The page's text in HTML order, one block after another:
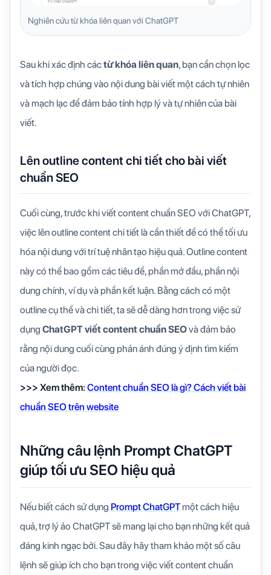
Nghiên cứu từ khóa liên quan với ChatGPT
Sau khi xác định cáctừ khóa liên quan, bạn cần chọn lọc
và tích hợp chúng vào nội dung bài viết một cách tự nhiên
và mạch lạc để đảm bảo tính hợp lý và tự nhiên của bài
viết.
Lên outline content chi tiết cho bài viết
chuẩn SEO
Cuối cùng, trước khi viết content chuẩn SEO với ChatGPT,
việc lên outline content chi tiết là cần thiết để có thể tối ưu
hóa nội dung với trí tuệ nhân tạo hiệu quả. Outline content
này có thể bao gồm các tiêu đề, phần mở đầu, phần nội
dung chính, ví dụ và phần kết luận. Bằng cách có một
outline cụ thể và chi tiết, ta sẽ dễ dàng hơn trong việc sử
dụng ChatGPT viết content chuẩn SEOvà đảm bảo
rằng nội dung cuối cùng phản ánh đúng ý định tìm kiếm
của người đọc.
>>> Xem thêm:Content chuẩn SEO là gì? Cách viết bài
chuẩn SEO trên website
Những câu lệnh Prompt ChatGPT
giúp tối ưu SEO hiệu quả
Nếu biết cách sử dụng Prompt ChatGPT một cách hiệu
quả, trợ lý ảo ChatGPT sẽ mang lại cho bạn những kết quả
đáng kinh ngạc bởi. Sau đây hãy tham khảo một số câu
lệnh sẽ giúp ích cho bạn trong việc viết content chuẩn